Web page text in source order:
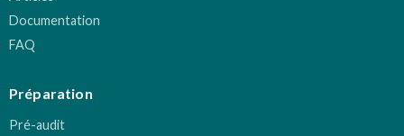
Documentation
FAQ
Préparation
Pré-audit